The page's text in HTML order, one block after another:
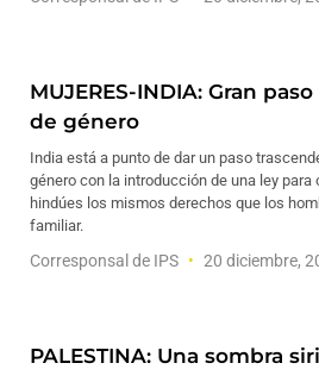
MUJERES-INDIA: Gran
de género
India está a punto de dar un paso
género con la introducción de una ley para
hindúes los mismos derechos que los
familiar.
Corresponsal de IPS 20 diciembre,
PALESTINA: Una sombra